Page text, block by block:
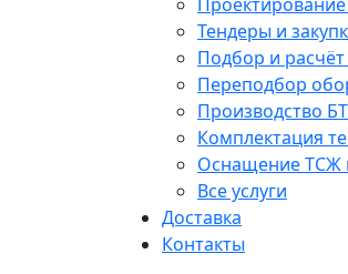
Тендеры и
Подбор и
Переподбор
Производство
Комплектация
Оснащение ТСЖ
Все услуги
Доставка
Контакты